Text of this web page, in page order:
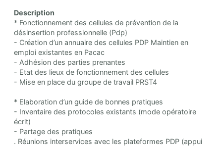
Description
* Fonctionnement des cellules de prévention de la
désinsertion professionnelle (Pdp)
- Création d’un annuaire des cellules PDP Maintien en
emploi existantes en Pacac
- Adhésion des parties prenantes
- Etat des lieux de fonctionnement des cellules
- Mise en place du groupe de travail PRST4
* Elaboration d’un guide de bonnes pratiques
- Inventaire des protocoles existants (mode opératoire
écrit)
- Partage des pratiques
. Réunions interservices avec les plateformes PDP (appui